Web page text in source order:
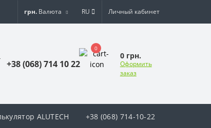
грн. Валюта RU Личный кабинет
+38 (068) 714 10 22
0
0 грн.
Оформить
заказ
ALUTECH +38 (068) 714-10-22